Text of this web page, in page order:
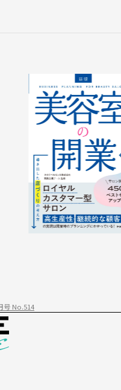
号 No.514